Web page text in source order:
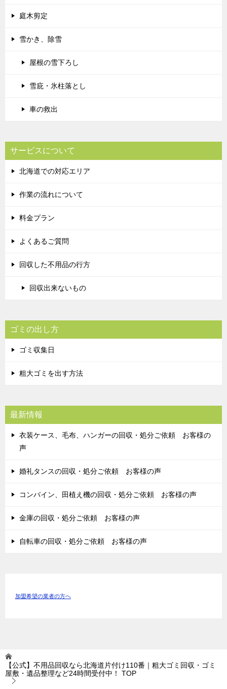
庭木剪定
雪かき、除雪
屋根の雪下ろし
雪庇・氷柱落とし
車の救出
サービスについて
北海道での対応エリア
作業の流れについて
料金プラン
よくあるご質問
回収した不用品の行方
回収出来ないもの
ゴミの出し方
ゴミ収集日
粗大ゴミを出す方法
最新情報
衣装ケース、毛布、ハンガーの回収・処分ご依頼 お客様の
声
婚礼タンスの回収・処分ご依頼 お客様の声
コンバイン、田植え機の回収・処分ご依頼 お客様の声
金庫の回収・処分ご依頼 お客様の声
自転車の回収・処分ご依頼 お客様の声
加盟希望の業者の方へ
【公式】不用品回収なら北海道片付け110番｜粗大ゴミ回収・ゴミ
屋敷・遺品整理など24時間受付中！
TOP